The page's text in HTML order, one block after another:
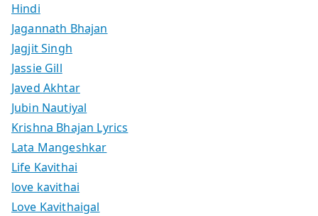
Hindi
Jagannath Bhajan
Jagjit Singh
Jassie Gill
Javed Akhtar
Jubin Nautiyal
Krishna Bhajan Lyrics
Lata Mangeshkar
Life Kavithai
love kavithai
Love Kavithaigal